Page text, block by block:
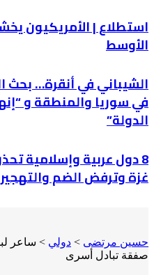
استطلاع | الأمريكيون
الأوسط
الشيباني في أنقرة… بحث
في سوريا والمنطقة و
الدولة”
8 دول عربية وإسلامية
غزة وترفض الضم والتهجير
حسين مرتضى > دولي > ساعر
صفقة تبادل أسرى